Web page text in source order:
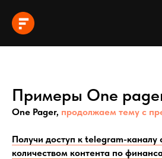
Примеры One
One Pager, продолжаем тему с
Получи доступ к telegram-
количеством контента по